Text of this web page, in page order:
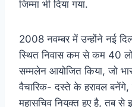
जिम्मा भी दिया गया.
2008 नवम्बर में उन्होंने नई
स्थित निवास कम से कम 40
सम्मलेन आयोजित किया, जो
वैचारिक- दस्ते के हरावल
महासचिव नियुक्त हुए है, तब से